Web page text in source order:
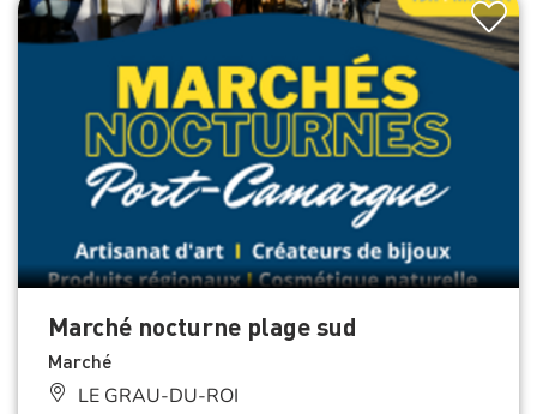
Marché nocturne plage sud
Marché
LE GRAU-DU-ROI